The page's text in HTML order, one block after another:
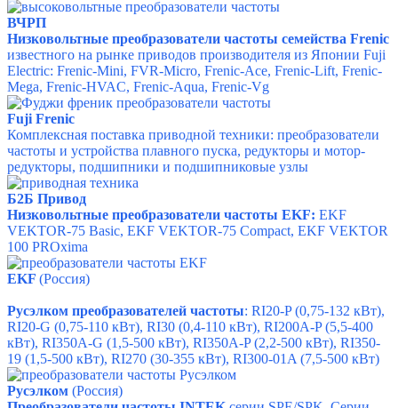
ВЧРП
Низковольтные преобразователи частоты семейства Frenic
известного на рынке приводов производителя из Японии Fuji
Electric: Frenic-Mini, FVR-Micro, Frenic-Ace, Frenic-Lift, Frenic-
Mega, Frenic-HVAC, Frenic-Aqua, Frenic-Vg
Fuji Frenic
Комплексная поставка приводной техники: преобразователи
частоты и устройства плавного пуска, редукторы и мотор-
редукторы, подшипники и подшипниковые узлы
Б2Б Привод
Низковольтные преобразователи частоты EKF: EKF
VEKTOR-75 Basic, EKF VEKTOR-75 Compact, EKF VEKTOR
100 PROxima
EKF (Россия)
Русэлком преобразователей частоты: RI20-P (0,75-132 кВт),
RI20-G (0,75-110 кВт), RI30 (0,4-110 кВт), RI200A-P (5,5-400
кВт), RI350A-G (1,5-500 кВт), RI350A-P (2,2-500 кВт), RI350-
19 (1,5-500 кВт), RI270 (30-355 кВт), RI300-01A (7,5-500 кВт)
Русэлком (Россия)